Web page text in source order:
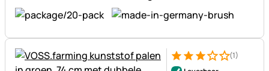
Beoordeling: 3 van 5 (1
1 Bewertung
(1)